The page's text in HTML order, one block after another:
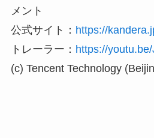
メント
公式サイト： https://
トレーラー： https://
(c) Tencent Technology